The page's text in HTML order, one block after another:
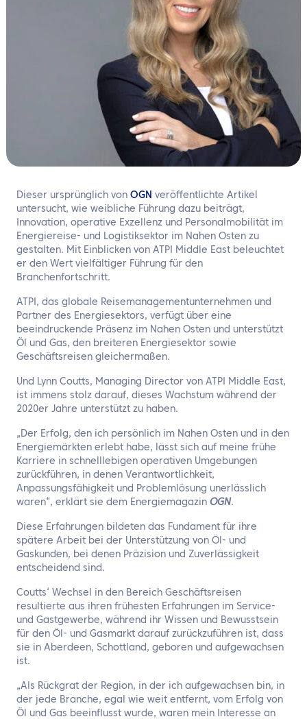
Dieser ursprünglich von OGN veröffentlichte Artikel
untersucht, wie weibliche Führung dazu beiträgt,
Innovation, operative Exzellenz und Personalmobilität im
Energiereise- und Logistiksektor im Nahen Osten zu
gestalten. Mit Einblicken von ATPI Middle East beleuchtet
er den Wert vielfältiger Führung für den
Branchenfortschritt.
ATPI, das globale Reisemanagementunternehmen und
Partner des Energiesektors, verfügt über eine
beeindruckende Präsenz im Nahen Osten und unterstützt
Öl und Gas, den breiteren Energiesektor sowie
Geschäftsreisen gleichermaßen.
Und Lynn Coutts, Managing Director von ATPI Middle East,
ist immens stolz darauf, dieses Wachstum während der
2020er Jahre unterstützt zu haben.
„Der Erfolg, den ich persönlich im Nahen Osten und in den
Energiemärkten erlebt habe, lässt sich auf meine frühe
Karriere in schnelllebigen operativen Umgebungen
zurückführen, in denen Verantwortlichkeit,
Anpassungsfähigkeit und Problemlösung unerlässlich
waren“, erklärt sie dem Energiemagazin OGN.
Diese Erfahrungen bildeten das Fundament für ihre
spätere Arbeit bei der Unterstützung von Öl- und
Gaskunden, bei denen Präzision und Zuverlässigkeit
entscheidend sind.
Coutts‘ Wechsel in den Bereich Geschäftsreisen
resultierte aus ihren frühesten Erfahrungen im Service-
und Gastgewerbe, während ihr Wissen und Bewusstsein
für den Öl- und Gasmarkt darauf zurückzuführen ist, dass
sie in Aberdeen, Schottland, geboren und aufgewachsen
ist.
„Als Rückgrat der Region, in der ich aufgewachsen bin, in
der jede Branche, egal wie weit entfernt, vom Erfolg von
Öl und Gas beeinflusst wurde, waren mein Interesse an